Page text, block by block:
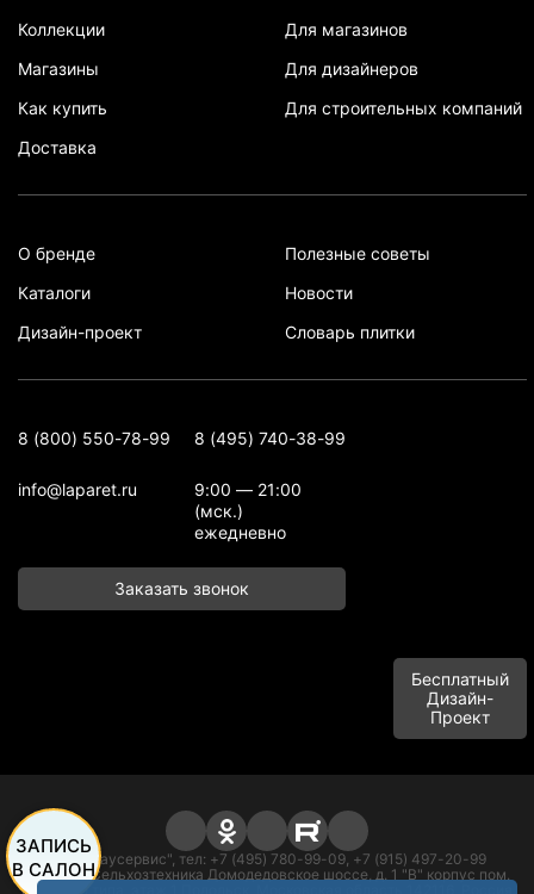
Коллекции
Магазины
Как купить
Доставка
Для магазинов
Для дизайнеров
Для строительных компаний
О бренде
Каталоги
Дизайн-проект
Полезные советы
Новости
Словарь плитки
8 (800) 550-78-99 8 (495) 740-38-99
info@laparet.ru
9:00 — 21:00
(мск.)
ежедневно
Заказать звонок
Бесплатный
Дизайн-
Проект
ООО "Баусервис", тел: +7 (495) 780-99-09, +7 (915) 497-20-99
Адрес: п. Сельхозтехника Домодедовское шоссе, д. 1 "В" корпус пом.
офисного типа, этаж 1 Подольск, Московская область 142116, Россия
ЗАПИСЬ
В САЛОН